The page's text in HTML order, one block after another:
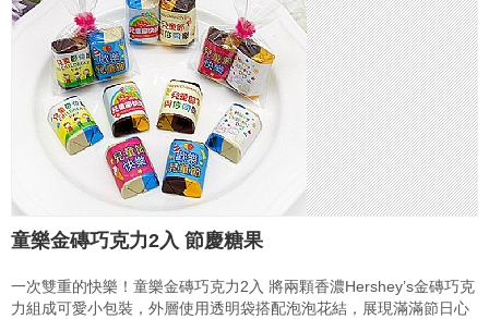
童樂金磚巧克力2入 節慶糖果
一次雙重的快樂！童樂金磚巧克力2入 將兩顆香濃Hershey’s金磚巧克
力組成可愛小包裝，外層使用透明袋搭配泡泡花結，展現滿滿節日心